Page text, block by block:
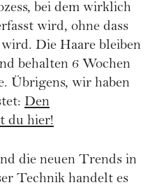
bei dem wirklich
wird, ohne dass
Die Haare bleiben
behalten 6 Wochen
Übrigens, wir haben
Den
du hier!
die neuen Trends in
Technik handelt es